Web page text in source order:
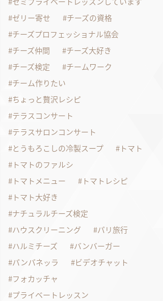
ゼリー寄せ
チーズの資格
チーズプロフェッショナル協会
チーズ仲間
チーズ大好き
チーズ検定
チームワーク
チーム作りたい
ちょっと贅沢レシピ
テラスコンサート
テラスサロンコンサート
とうもろこしの冷製スープ
トマト
トマトのファルシ
トマトメニュー
トマトレシピ
トマト大好き
ナチュラルチーズ検定
ハウスクリーニング
パリ旅行
ハルミチーズ
バンバーガー
パンパネッラ
ビデオチャット
フォカッチャ
プライベートレッスン